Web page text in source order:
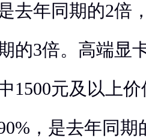
去年同期的2倍
的3倍。高端显
1500元及以上
，是去年同期